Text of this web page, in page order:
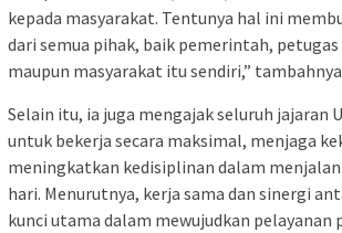
kepada masyarakat. Tentunya hal ini
dari semua pihak, baik pemerintah,
maupun masyarakat itu sendiri,”
Selain itu, ia juga mengajak seluruh jajaran
untuk bekerja secara maksimal, menjaga
meningkatkan kedisiplinan dalam
hari. Menurutnya, kerja sama dan sinergi
kunci utama dalam mewujudkan pelayanan